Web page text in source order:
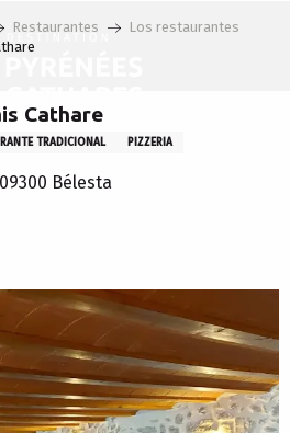
Restaurantes
Los restaurantes
Cathare
TRADICIONAL PIZZERIA
Bélesta